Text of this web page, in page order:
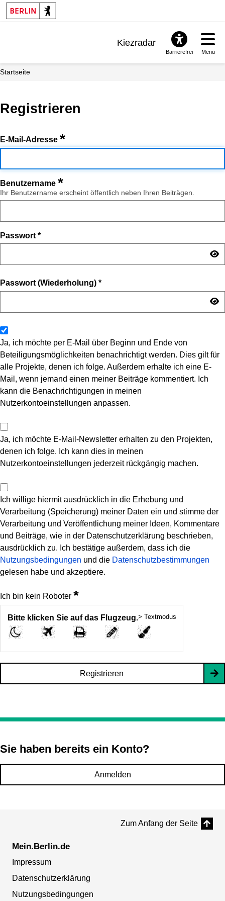
Kiezradar
Barrierefrei Menü
Startseite
Registrieren
E-Mail-Adresse *
Benutzername *
Ihr Benutzername erscheint öffentlich neben Ihren Beiträgen.
Passwort *
Passwort (Wiederholung) *
Ja, ich möchte per E-Mail über Beginn und Ende von
Beteiligungsmöglichkeiten benachrichtigt werden. Dies gilt für
alle Projekte, denen ich folge. Außerdem erhalte ich eine E-
Mail, wenn jemand einen meiner Beiträge kommentiert. Ich
kann die Benachrichtigungen in meinen
Nutzerkontoeinstellungen anpassen.
Ja, ich möchte E-Mail-Newsletter erhalten zu den Projekten,
denen ich folge. Ich kann dies in meinen
Nutzerkontoeinstellungen jederzeit rückgängig machen.
Ich willige hiermit ausdrücklich in die Erhebung und
Verarbeitung (Speicherung) meiner Daten ein und stimme der
Verarbeitung und Veröffentlichung meiner Ideen, Kommentare
und Beiträge, wie in der Datenschutzerklärung beschrieben,
ausdrücklich zu. Ich bestätige außerdem, dass ich die
Nutzungsbedingungen und die Datenschutzbestimmungen
gelesen habe und akzeptiere.
Ich bin kein Roboter *
Bitte klicken Sie auf das Flugzeug.> Textmodus
Registrieren
Sie haben bereits ein Konto?
Anmelden
Zum Anfang der Seite
Mein.Berlin.de
Impressum
Datenschutzerklärung
Nutzungsbedingungen